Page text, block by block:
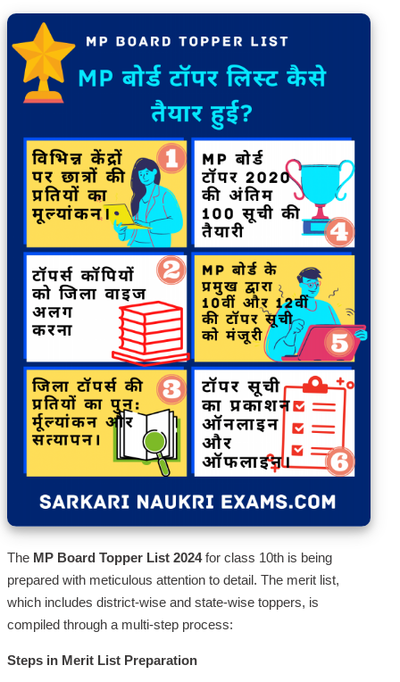
The MP Board Topper List 2024for class 10th is being
prepared with meticulous attention to detail. The merit list,
which includes district-wise and state-wise toppers, is
compiled through a multi-step process:
Steps in Merit List Preparation